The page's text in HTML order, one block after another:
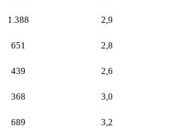
1.388 2,9
651 2,8
439 2,6
368 3,0
689 3,2